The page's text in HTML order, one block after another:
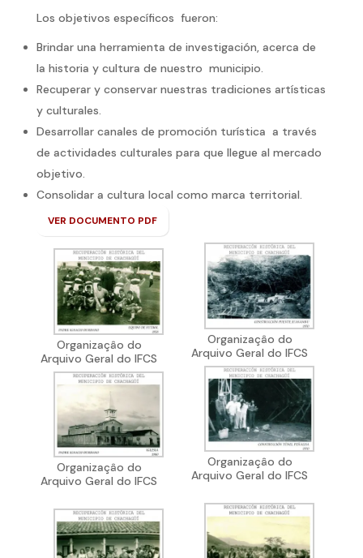
Los objetivos específicos fueron:
Brindar una herramienta de investigación, acerca de
la historia y cultura de nuestro municipio.
Recuperar y conservar nuestras tradiciones artísticas
y culturales.
Desarrollar canales de promoción turística a través
de actividades culturales para que llegue al mercado
objetivo.
Consolidar a cultura local como marca territorial.
VER DOCUMENTO PDF
Organizaçâo do
Arquivo Geral do IFCS
Organizaçâo do
Arquivo Geral do IFCS
Organizaçâo do
Arquivo Geral do IFCS
Organizaçâo do
Arquivo Geral do IFCS